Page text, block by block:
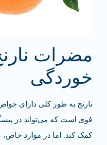
مضرات
خوردگی
نارنج به طور کلی دارای
قوی است که می‌تواند در
کمک کند. اما در موارد